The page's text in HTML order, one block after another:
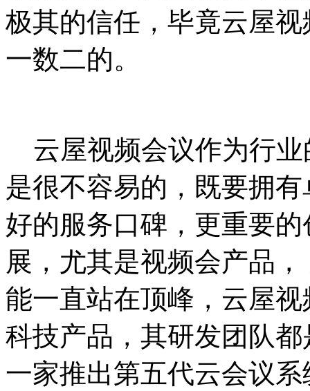
极其的信任，毕竟云屋
一数二的。
云屋视频会议作为行业
是很不容易的，既要拥
好的服务口碑，更重要
展，尤其是视频会产品
能一直站在顶峰，云屋
科技产品，其研发团队
一家推出第五代云会议